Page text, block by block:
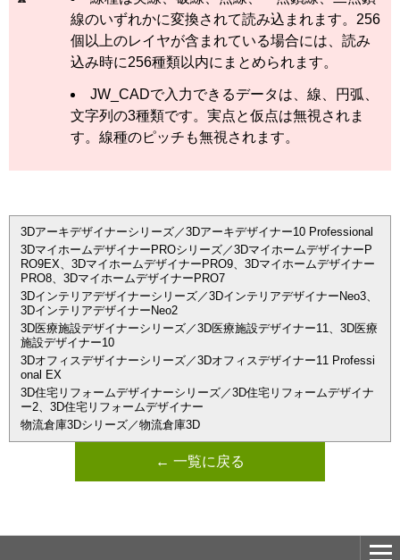
線のいずれかに変換されて読み込まれます。256
個以上のレイヤが含まれている場合には、読み
込み時に256種類以内にまとめられます。
JW_CADで入力できるデータは、線、円弧、
文字列の3種類です。実点と仮点は無視されま
す。線種のピッチも無視されます。
3Dアーキデザイナーシリーズ／3Dアーキデザイナー10 Professional
3DマイホームデザイナーPROシリーズ／3DマイホームデザイナーP
RO9EX、3DマイホームデザイナーPRO9、3Dマイホームデザイナー
PRO8、3DマイホームデザイナーPRO7
3Dインテリアデザイナーシリーズ／3DインテリアデザイナーNeo3、
3DインテリアデザイナーNeo2
3D医療施設デザイナーシリーズ／3D医療施設デザイナー11、3D医療
施設デザイナー10
3Dオフィスデザイナーシリーズ／3Dオフィスデザイナー11 Professi
onal EX
3D住宅リフォームデザイナーシリーズ／3D住宅リフォームデザイナ
ー2、3D住宅リフォームデザイナー
物流倉庫3Dシリーズ／物流倉庫3D
← 一覧に戻る